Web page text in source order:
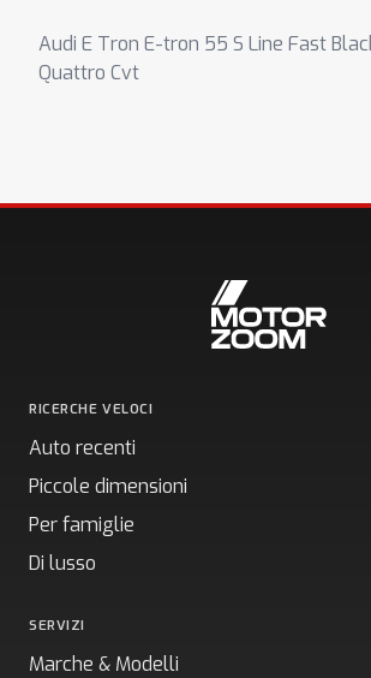
Audi E Tron E-tron 55 S Line Fast
Quattro Cvt
RICERCHE VELOCI
Auto recenti
Piccole dimensioni
Per famiglie
Di lusso
SERVIZI
Marche & Modelli